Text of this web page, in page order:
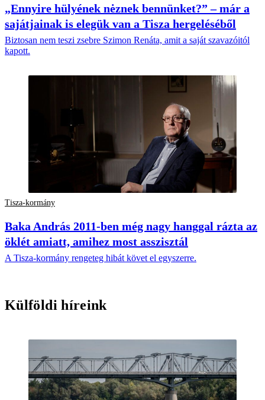
„Ennyire hülyének nėznek bennünket?” – már a
sajátjainak is elegük van a Tisza hergeléséből
Biztosan nem teszi zsebre Szimon Renáta, amit a saját szavazóitól
kapott.
Tisza-kormány
Baka András 2011-ben még nagy hanggal rázta az
öklét amiatt, amihez most asszisztál
A Tisza-kormány rengeteg hibát követ el egyszerre.
Külföldi híreink